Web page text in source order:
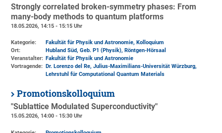
Strongly correlated broken-symmetry phases: From
many-body methods to quantum platforms
18.05.2026, 14:15 - 15:15 Uhr
Kategorie:
Fakultät für Physik und Astronomie, Kolloquium
Ort:
Hubland Süd, Geb. P1 (Physik), Röntgen-Hörsaal
Veranstalter: Fakultät für Physik und Astronomie
Vortragende:
Dr. Lorenzo del Re, Julius-Maximilians-Universität Würzburg,
Lehrstuhl für Computational Quantum Materials
Promotionskolloquium
"Sublattice Modulated Superconductivity"
15.05.2026, 14:00 - 15:30 Uhr